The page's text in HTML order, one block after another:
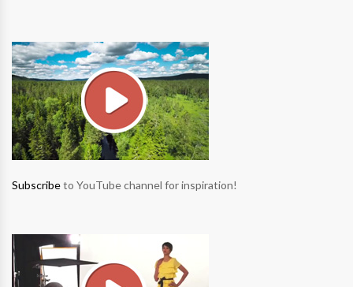
Subscribeto YouTube channel for inspiration!